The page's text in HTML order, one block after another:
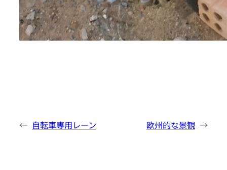
← 自転車専用レーン 欧州的な景観 →